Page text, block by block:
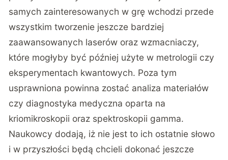
samych zainteresowanych w grę wchodzi przede
wszystkim tworzenie jeszcze bardziej
zaawansowanych laserów oraz wzmacniaczy,
które mogłyby być później użyte w metrologii czy
eksperymentach kwantowych. Poza tym
usprawniona powinna zostać analiza materiałów
czy diagnostyka medyczna oparta na
kriomikroskopii oraz spektroskopii gamma.
Naukowcy dodają, iż nie jest to ich ostatnie słowo
i w przyszłości będą chcieli dokonać jeszcze